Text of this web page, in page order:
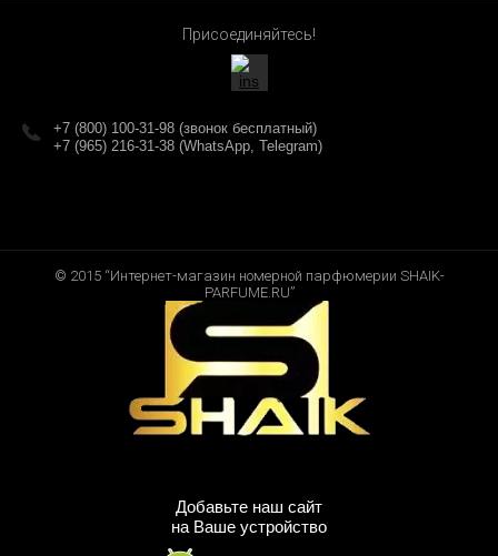
Присоединяйтесь!
+7 (800) 100-31-98 (звонок бесплатный)
+7 (965) 216-31-38 (WhatsApp, Telegram)
© 2015 “Интернет-магазин номерной парфюмерии SHAIK-
PARFUME.RU”
Добавьте наш сайт
на Ваше устройство